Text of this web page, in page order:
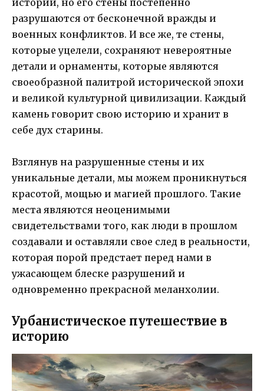
разрушаются от бесконечной вражды и
военных конфликтов. И все же, те стены,
которые уцелели, сохраняют невероятные
детали и орнаменты, которые являются
своеобразной палитрой исторической эпохи
и великой культурной цивилизации. Каждый
камень говорит свою историю и хранит в
себе дух старины.
Взглянув на разрушенные стены и их
уникальные детали, мы можем проникнуться
красотой, мощью и магией прошлого. Такие
места являются неоценимыми
свидетельствами того, как люди в прошлом
создавали и оставляли свое след в реальности,
которая порой предстает перед нами в
ужасающем блеске разрушений и
одновременно прекрасной меланхолии.
Урбанистическое путешествие в
историю